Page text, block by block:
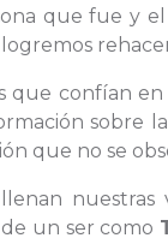
que fue y
que confían
sobre
que no se
un ser como